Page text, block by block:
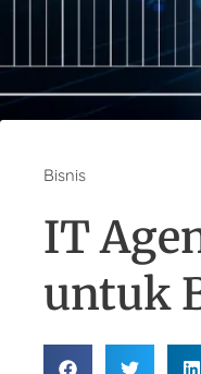
Bisnis
IT
untuk